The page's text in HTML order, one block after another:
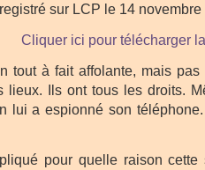
sur LCP le 14
Cliquer ici pour télécharger
tout à fait affolante, mais pas
lieux. Ils ont tous les droits.
lui a espionné son
pour quelle raison cette